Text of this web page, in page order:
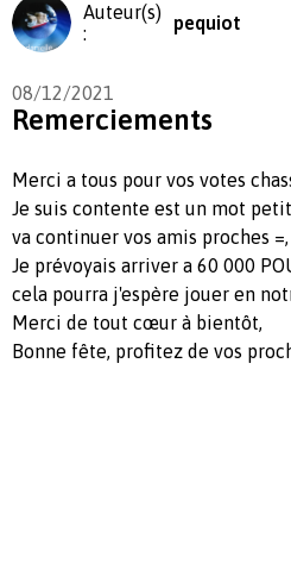
Auteur(s)
:
pequiot
08/12/2021
Remerciements
Merci a tous pour vos votes
Je suis contente est un mot
va continuer vos amis proches
Je prévoyais arriver a 60 000
cela pourra j'espère jouer en
Merci de tout cœur à bientôt,
Bonne fête, profitez de vos